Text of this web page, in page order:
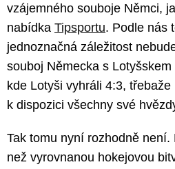
vzájemného souboje Němci,
nabídka Tipsportu. Podle nás
jednoznačná záležitost
souboj Německa s
kde Lotyši vyhráli 4:3,
k dispozici všechny své
Tak tomu nyní rozhodně
než vyrovnanou hokejovou